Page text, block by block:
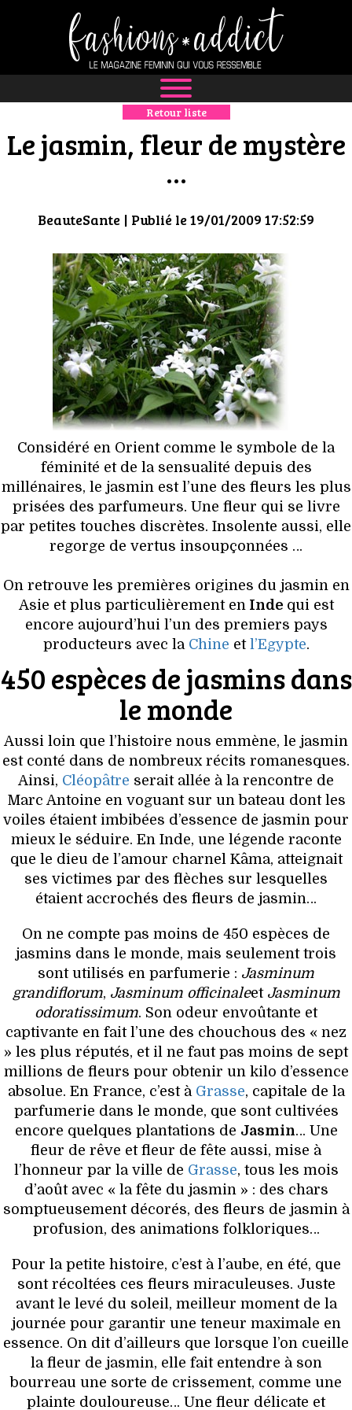
NEWS
MODE
BOUTIQUE
CULTURE
HIGH TECH
MAISON
AUTO
LIEUX TENDANCES
BEAUTÉ
MODE DE RUE
JEUNES CRÉATEURS
HISTOIRE DES MARQUES
DÉCO
VOYAGES & LOISIRS
Retour liste
Le jasmin, fleur de mystère
…
BeauteSante | Publié le 19/01/2009 17:52:59
Considéré en Orient comme le symbole de la
féminité et de la sensualité depuis des
millénaires, le jasmin est l’une des fleurs les plus
prisées des parfumeurs. Une fleur qui se livre
par petites touches discrètes. Insolente aussi, elle
regorge de vertus insoupçonnées …
On retrouve les premières origines du jasmin en
Asie et plus particulièrement enInde qui est
encore aujourd’hui l’un des premiers pays
producteurs avec la Chine et l’Egypte.
450 espèces de jasmins dans
le monde
Aussi loin que l’histoire nous emmène, le jasmin
est conté dans de nombreux récits romanesques.
Ainsi, Cléopâtre serait allée à la rencontre de
Marc Antoine en voguant sur un bateau dont les
voiles étaient imbibées d’essence de jasmin pour
mieux le séduire. En Inde, une légende raconte
que le dieu de l’amour charnel Kâma, atteignait
ses victimes par des flèches sur lesquelles
étaient accrochés des fleurs de jasmin…
On ne compte pas moins de 450 espèces de
jasmins dans le monde, mais seulement trois
sont utilisés en parfumerie : Jasminum
grandiflorum, Jasminum officinaleet Jasminum
odoratissimum. Son odeur envoûtante et
captivante en fait l’une des chouchous des « nez
» les plus réputés, et il ne faut pas moins de sept
millions de fleurs pour obtenir un kilo d’essence
absolue. En France, c’est à Grasse, capitale de la
parfumerie dans le monde, que sont cultivées
encore quelques plantations de Jasmin… Une
fleur de rêve et fleur de fête aussi, mise à
l’honneur par la ville de Grasse, tous les mois
d’août avec « la fête du jasmin » : des chars
somptueusement décorés, des fleurs de jasmin à
profusion, des animations folkloriques…
Pour la petite histoire, c’est à l’aube, en été, que
sont récoltées ces fleurs miraculeuses. Juste
avant le levé du soleil, meilleur moment de la
journée pour garantir une teneur maximale en
essence. On dit d’ailleurs que lorsque l’on cueille
la fleur de jasmin, elle fait entendre à son
bourreau une sorte de crissement, comme une
plainte douloureuse… Une fleur délicate et